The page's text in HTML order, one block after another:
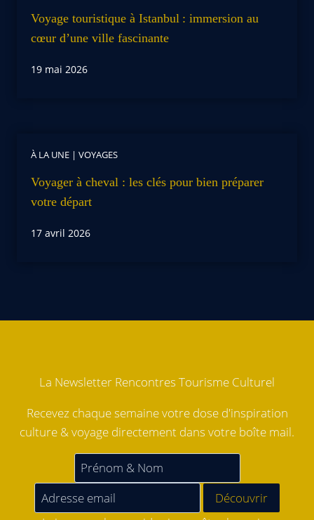
Voyage touristique à Istanbul : immersion au
cœur d’une ville fascinante
19 mai 2026
À LA UNE | VOYAGES
Voyager à cheval : les clés pour bien préparer
votre départ
17 avril 2026
La Newsletter Rencontres Tourisme Culturel
Recevez chaque semaine votre dose d'inspiration
culture & voyage directement dans votre boîte mail.